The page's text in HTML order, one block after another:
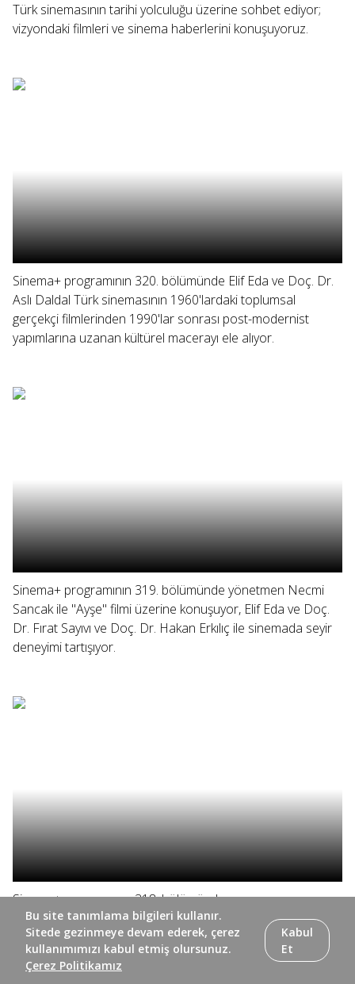
Türk sinemasının tarihi yolculuğu üzerine sohbet ediyor;
vizyondaki filmleri ve sinema haberlerini konuşuyoruz.
Sinema+ programının 320. bölümünde Elif Eda ve Doç. Dr.
Aslı Daldal Türk sinemasının 1960'lardaki toplumsal
gerçekçi filmlerinden 1990'lar sonrası post-modernist
yapımlarına uzanan kültürel macerayı ele alıyor.
Sinema+ programının 319. bölümünde yönetmen Necmi
Sancak ile "Ayşe" filmi üzerine konuşuyor, Elif Eda ve Doç.
Dr. Fırat Sayıvı ve Doç. Dr. Hakan Erkılıç ile sinemada seyir
deneyimi tartışıyor.
Sinema+ programının 318. bölümünde yapımcı ve
yönetmen Kerem Kurtuluş ile sinema ve sermaye
arasındaki ilişki ele alınıyor, Elif Eda ve yönetmen Doğuş
Algün yönetmenin ilk uzun metrajı "Ölü Mevsim"i
konuşuyor.
Bu site tanımlama bilgileri kullanır.
Sitede gezinmeye devam ederek, çerez
kullanımımızı kabul etmiş olursunuz.
Çerez Politikamız
Kabul
Et